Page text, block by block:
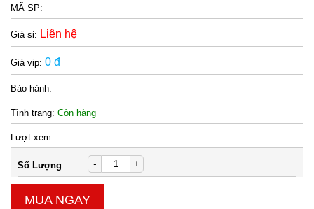
MÃ SP:
Giá sỉ: Liên hệ
Giá vip: 0 đ
Bảo hành:
Tình trạng: Còn hàng
Lượt xem:
Số Lượng - +
MUA NGAY